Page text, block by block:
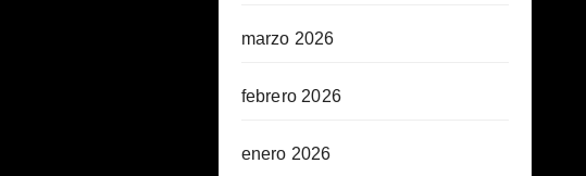
marzo 2026
febrero 2026
enero 2026